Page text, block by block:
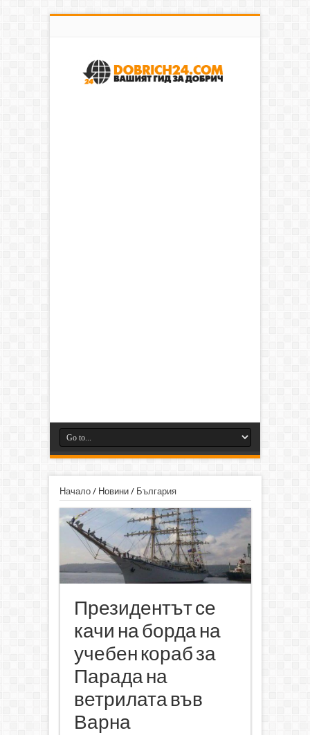
Начало/ Новини/ България
Президентът се
качи на борда на
учебен кораб за
Парада на
ветрилата във
Варна